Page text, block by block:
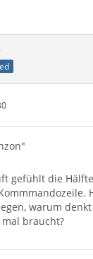
gefühlt die
warum
braucht?